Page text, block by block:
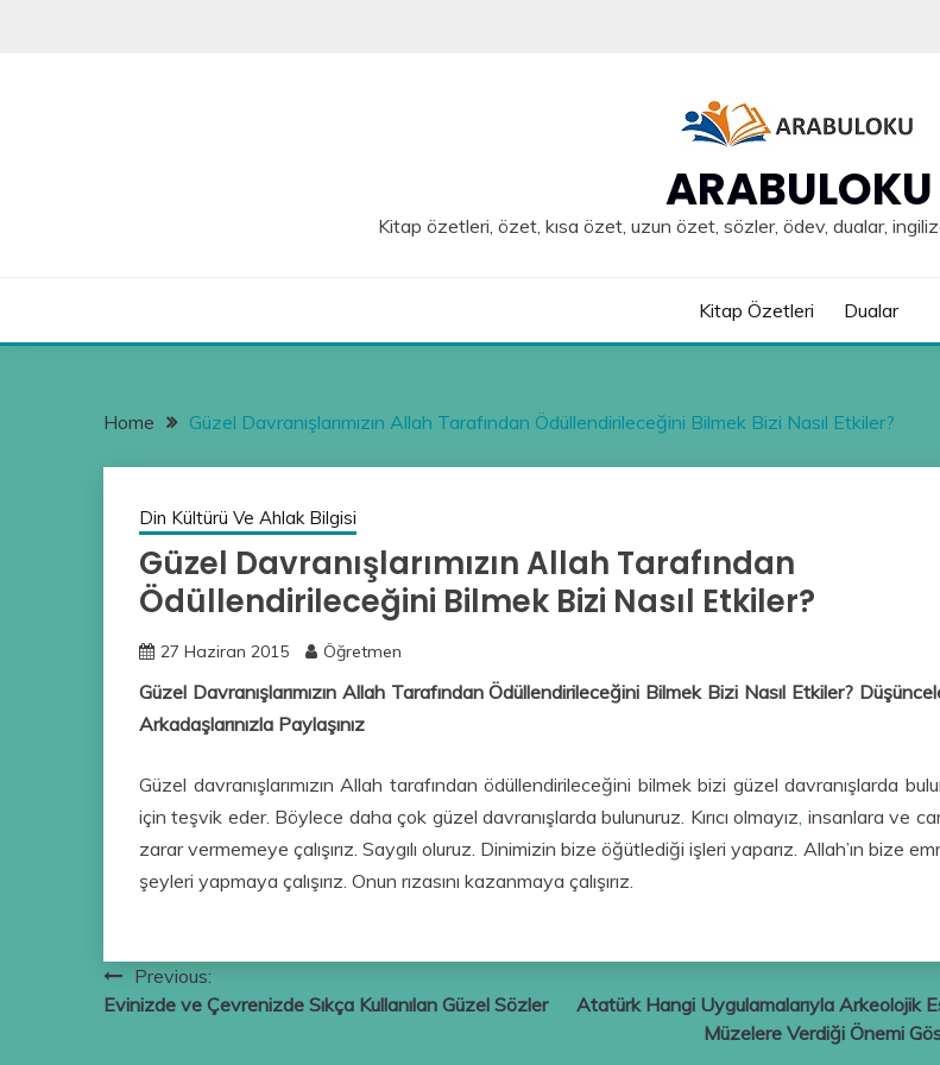
ARABULOKU
Kitap özetleri, özet, kısa özet, uzun özet, sözler, ödev, dualar,
Kitap Özetleri Dualar
Home Güzel Davranışlarımızın Allah Tarafından Ödüllendirileceğini Bilmek Bizi Nasıl Etkiler?
Din Kültürü Ve Ahlak Bilgisi
Güzel Davranışlarımızın Allah Tarafından
Ödüllendirileceğini Bilmek Bizi Nasıl Etkiler?
27 Haziran 2015 Öğretmen
Güzel Davranışlarımızın Allah Tarafından Ödüllendirileceğini Bilmek Bizi Nasıl Etkiler?
Arkadaşlarınızla Paylaşınız
Güzel davranışlarımızın Allah tarafından ödüllendirileceğini bilmek bizi güzel davranışlarda
için teşvik eder. Böylece daha çok güzel davranışlarda bulunuruz. Kırıcı olmayız, insanlara ve
zarar vermemeye çalışırız. Saygılı oluruz. Dinimizin bize öğütlediği işleri yaparız. Allah’ın bize
şeyleri yapmaya çalışırız. Onun rızasını kazanmaya çalışırız.
Yazı
gezinmesi
Previous:
Evinizde ve Çevrenizde Sıkça Kullanılan Güzel Sözler
Atatürk Hangi Uygulamalarıyla Arkeolojik
Müzelere Verdiği Önemi